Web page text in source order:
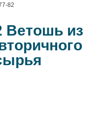
82
Ветошь из